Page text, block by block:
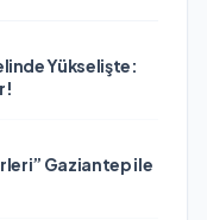
Yükselişte:
Gaziantep ile